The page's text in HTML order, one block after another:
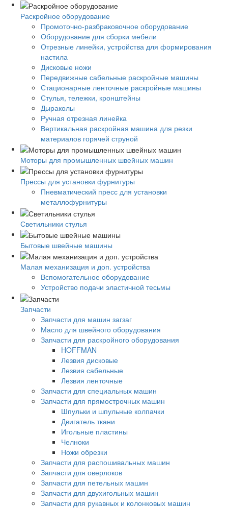
Раскройное оборудование
Промоточно-разбраковочное оборудование
Оборудование для сборки мебели
Отрезные линейки, устройства для формирования
настила
Дисковые ножи
Передвижные сабельные раскройные машины
Стационарные ленточные раскройные машины
Стулья, тележки, кронштейны
Дыраколы
Ручная отрезная линейка
Вертикальная раскройная машина для резки
материалов горячей струной
Моторы для промышленных швейных машин
Прессы для установки фурнитуры
Пневматический пресс для установки
металлофурнитуры
Светильники стулья
Бытовые швейные машины
Малая механизация и доп. устройства
Вспомогательное оборудование
Устройство подачи эластичной тесьмы
Запчасти
Запчасти для машин загзаг
Масло для швейного оборудования
Запчасти для раскройного оборудования
HOFFMAN
Лезвия дисковые
Лезвия сабельные
Лезвия ленточные
Запчасти для специальных машин
Запчасти для прямострочных машин
Шпульки и шпульные колпачки
Двигатель ткани
Игольные пластины
Челноки
Ножи обрезки
Запчасти для распошивальных машин
Запчасти для оверлоков
Запчасти для петельных машин
Запчасти для двухигольных машин
Запчасти для рукавных и колонковых машин